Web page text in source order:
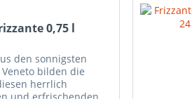
0,75 l
den sonnigsten
Veneto bilden die
herrlich